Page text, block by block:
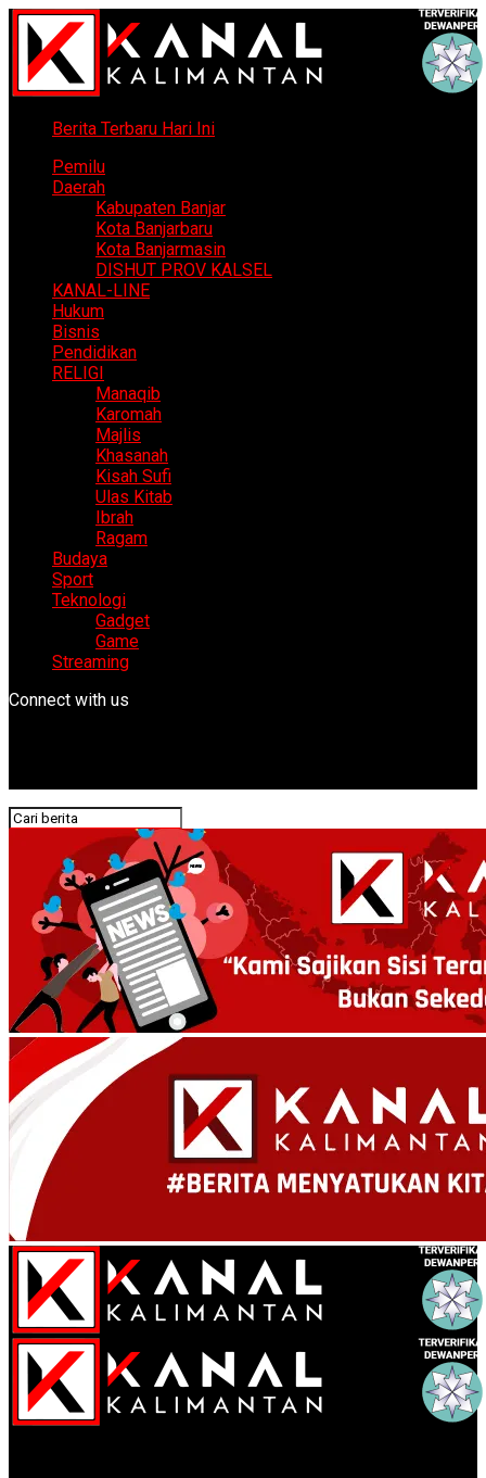
Berita Terbaru Hari Ini
Pemilu
Daerah
Kabupaten Banjar
Kota Banjarbaru
Kota Banjarmasin
DISHUT PROV KALSEL
KANAL-LINE
Hukum
Bisnis
Pendidikan
RELIGI
Manaqib
Karomah
Majlis
Khasanah
Kisah Sufi
Ulas Kitab
Ibrah
Ragam
Budaya
Sport
Teknologi
Gadget
Game
Streaming
Connect with us